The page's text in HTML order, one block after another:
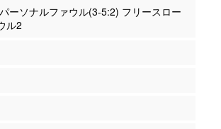
ーソナルファウル(3-5:2) フリースロー
ル2